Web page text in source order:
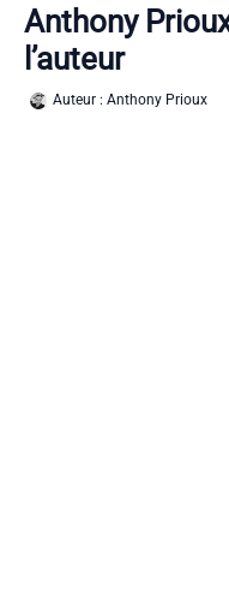
Anthony
l’auteur
Auteur : Anthony Prioux